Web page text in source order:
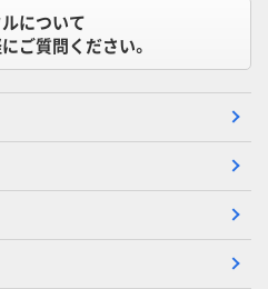
について
ご質問ください。